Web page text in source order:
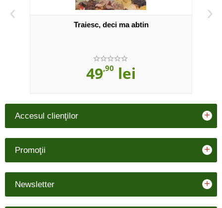
‹
Traiesc, deci ma abtin
49,90 lei
›
Accesul clienţilor +
Promoţii +
Newsletter +